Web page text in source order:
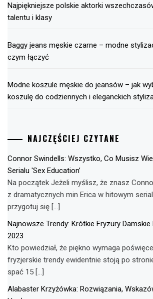
Najpiękniejsze polskie aktorki
talentu i klasy
Baggy jeans męskie czarne – modne
czym łączyć
Modne koszule męskie do jeansów – jak
koszulę do codziennych i eleganckich
NAJCZĘŚCIEJ CZYTANE
Connor Swindells: Wszystko, Co Musisz
Serialu 'Sex Education’
Na początek Jeżeli myślisz, że znasz
z dramatycznych min Erica w hitowym
przygotuj się […]
Najnowsze Trendy: Krótkie Fryzury Damskie
2023
Kto powiedział, że piękno wymaga
fryzjerskie trendy ewidentnie stoją po
spać 15 […]
Alabaster Krzyżówka: Rozwiązania,